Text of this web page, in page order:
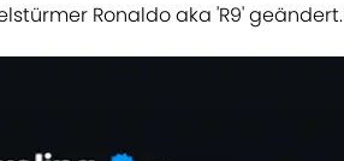
Ronaldo aka 'R9' geändert.